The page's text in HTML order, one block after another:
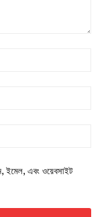
ইমেল, এবং ওয়েবসাইট